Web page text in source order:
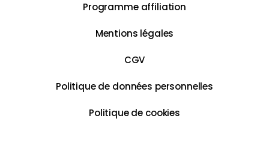
Programme affiliation
Mentions légales
CGV
Politique de données personnelles
Politique de cookies